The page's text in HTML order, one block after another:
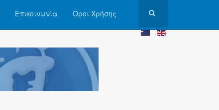
Επικοινωνία Όροι Χρήσης